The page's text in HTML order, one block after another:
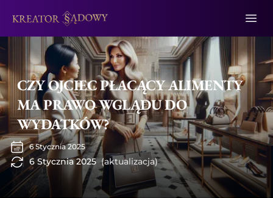
CZY OJCIEC PŁACĄCY ALIMENTY
MA PRAWO WGLĄDU DO
WYDATKÓW?
6 Stycznia 2025
6 Stycznia 2025 (aktualizacja)